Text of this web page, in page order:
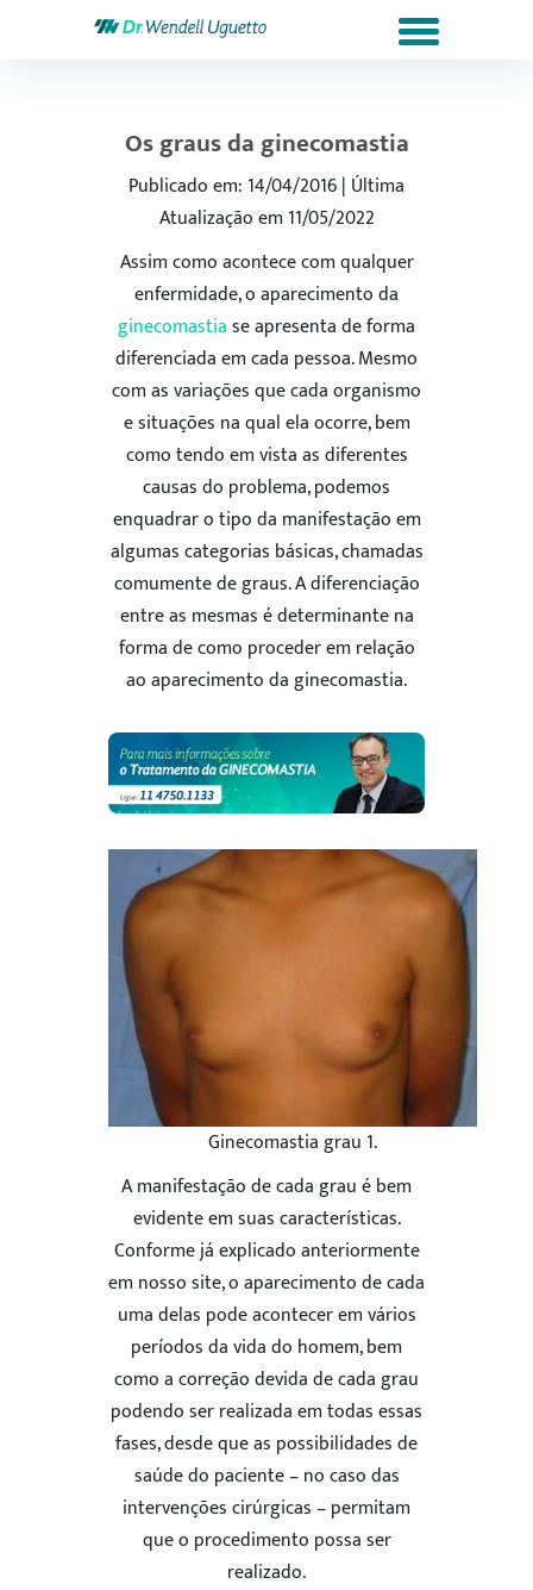
Os graus da ginecomastia
Publicado em: 14/04/2016 | Última
Atualização em 11/05/2022
Assim como acontece com qualquer
enfermidade, o aparecimento da
ginecomastiase apresenta de forma
diferenciada em cada pessoa. Mesmo
com as variações que cada organismo
e situações na qual ela ocorre, bem
como tendo em vista as diferentes
causas do problema, podemos
enquadrar o tipo da manifestação em
algumas categorias básicas, chamadas
comumente de graus. A diferenciação
entre as mesmas é determinante na
forma de como proceder em relação
ao aparecimento da ginecomastia.
Ginecomastia grau 1.
A manifestação de cada grau é bem
evidente em suas características.
Conforme já explicado anteriormente
em nosso site, o aparecimento de cada
uma delas pode acontecer em vários
períodos da vida do homem, bem
como a correção devida de cada grau
podendo ser realizada em todas essas
fases, desde que as possibilidades de
saúde do paciente – no caso das
intervenções cirúrgicas – permitam
que o procedimento possa ser
realizado.